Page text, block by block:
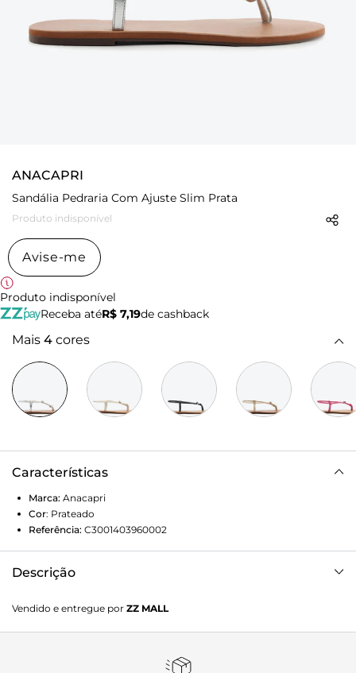
ANACAPRI
Sandália Pedraria Com Ajuste Slim Prata
Produto indisponível
Avise-me
Produto indisponível
Receba atéR$ 7,19de cashback
Mais 4 cores
Características
Marca: Anacapri
Cor: Prateado
Referência: C3001403960002
Descrição
cor prata. De material similar ao couro e biqueira
arredondada, possui solado rasteiro e emborrachado, com
central elástica que separa os dedos e se divide em duas
Vendido e entregue por ZZ MALL